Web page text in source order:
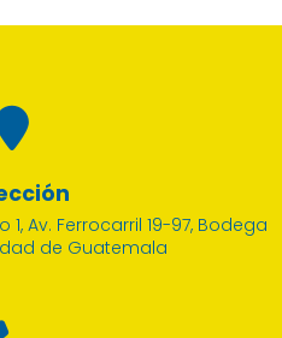
Av. Ferrocarril 19-97, Bodega
de Guatemala